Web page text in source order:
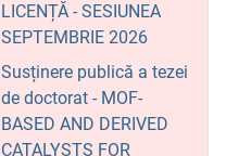
LICENȚĂ - SESIUNEA
SEPTEMBRIE 2026
Susținere publică a tezei
de doctorat - MOF-
BASED AND DERIVED
CATALYSTS FOR